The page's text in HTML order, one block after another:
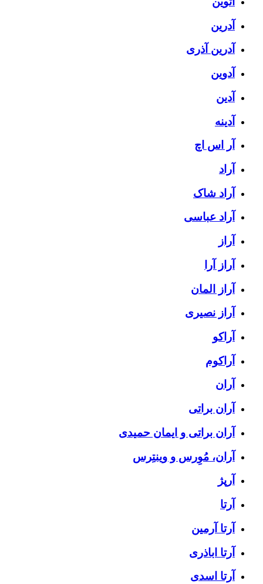
آدرین
آدرین آذری
آدوین
آدین
آدینه
آر اس اچ
آراد
آراد شاک
آراد عباسی
آراز
آراز آرا
آراز المان
آراز نصیری
آراکو
آراکوم
آران
آران براتی
آران براتی و ایمان حمیدی
آران، مُوِرس و وینتِرس
آرپژ
آرتا
آرتا آرمین
آرتا اباذری
آرتا اسدی